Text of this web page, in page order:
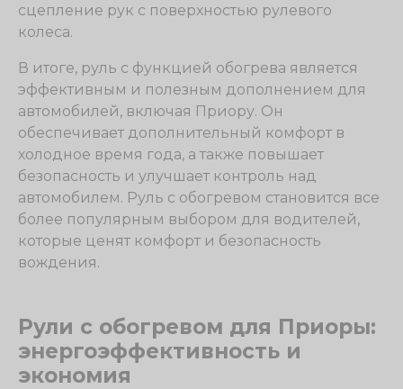
сцепление рук с поверхностью рулевого
колеса.
В итоге, руль с функцией обогрева является
эффективным и полезным дополнением для
автомобилей, включая Приору. Он
обеспечивает дополнительный комфорт в
холодное время года, а также повышает
безопасность и улучшает контроль над
автомобилем. Руль с обогревом становится все
более популярным выбором для водителей,
которые ценят комфорт и безопасность
вождения.
Рули с обогревом для Приоры:
энергоэффективность и
экономия